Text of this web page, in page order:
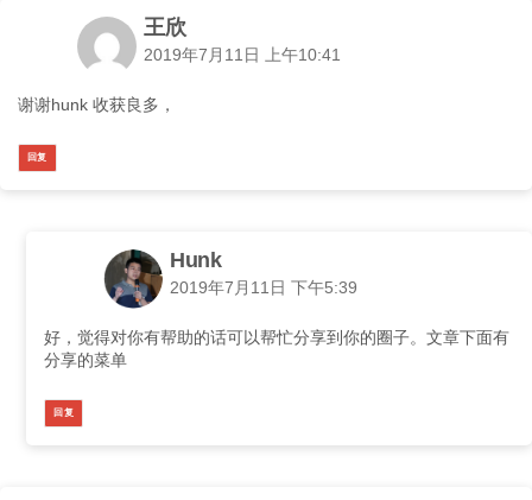
王欣
2019年7月11日 上午10:41
谢谢hunk 收获良多，
回复
Hunk
2019年7月11日 下午5:39
好，觉得对你有帮助的话可以帮忙分享到你的圈子。文章下面有
分享的菜单
回复